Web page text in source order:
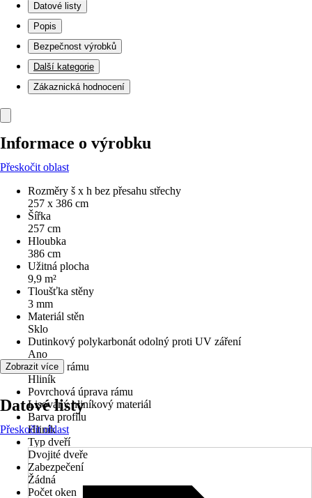
Datové listy
Popis
Bezpečnost výrobků
Další kategorie
Zákaznická hodnocení
Informace o výrobku
Přeskočit oblast
Rozměry š x h bez přesahu střechy
257 x 386 cm
Šířka
257 cm
Hloubka
386 cm
Užitná plocha
9,9 m²
Tloušťka stěny
3 mm
Materiál stěn
Sklo
Dutinkový polykarbonát odolný proti UV záření
Ano
Materiál rámu
Hliník
Povrchová úprava rámu
Lisovaný hliníkový materiál
Barva profilu
Hliník
Typ dveří
Dvojité dveře
Zabezpečení
Žádná
Počet oken
Zobrazit více
Datové listy
Přeskočit oblast